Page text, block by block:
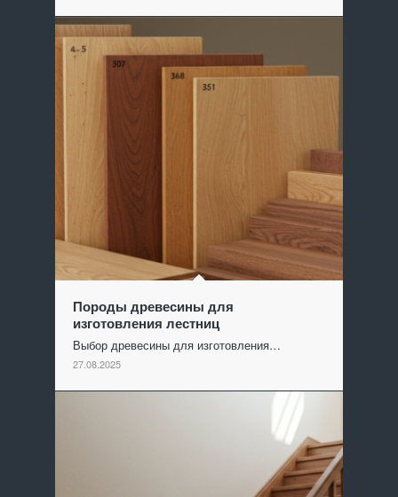
Породы древесины для
изготовления лестниц
Выбор древесины для изготовления…
27.08.2025